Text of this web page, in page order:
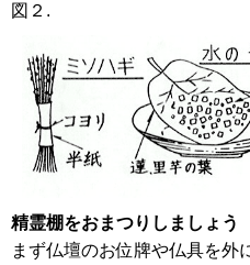
図２.
精霊棚をおまつりしましょう
まず仏壇のお位牌や仏具を外